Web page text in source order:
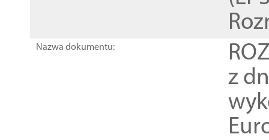
Nazwa dokumentu:
z